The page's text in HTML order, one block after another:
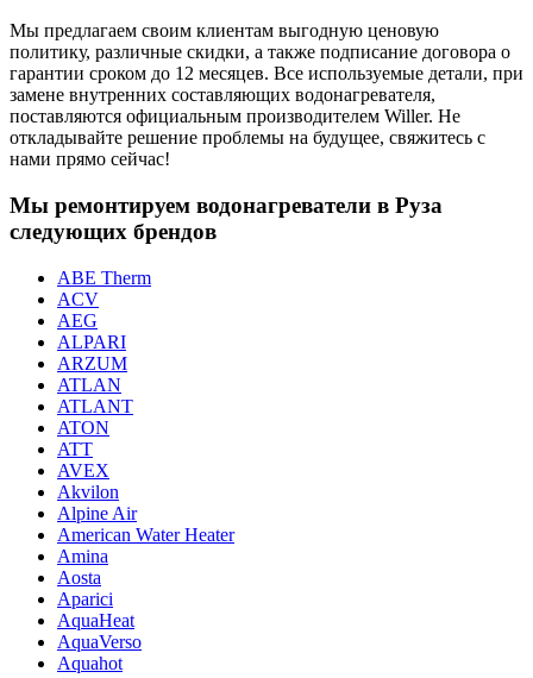
Мы предлагаем своим клиентам выгодную ценовую
политику, различные скидки, а также подписание договора о
гарантии сроком до 12 месяцев. Все используемые детали, при
замене внутренних составляющих водонагревателя,
поставляются официальным производителем Willer. Не
откладывайте решение проблемы на будущее, свяжитесь с
нами прямо сейчас!
Мы ремонтируем водонагреватели в Руза
следующих брендов
ABE Therm
ACV
AEG
ALPARI
ARZUM
ATLAN
ATLANT
ATON
ATT
AVEX
Akvilon
Alpine Air
American Water Heater
Amina
Aosta
Aparici
AquaHeat
AquaVerso
Aquahot